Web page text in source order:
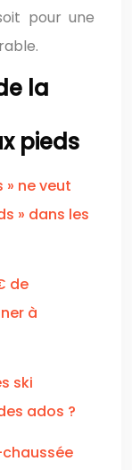
pour une
la
pieds
» ne veut
» dans les
de
à
ski
ados ?
chaussée